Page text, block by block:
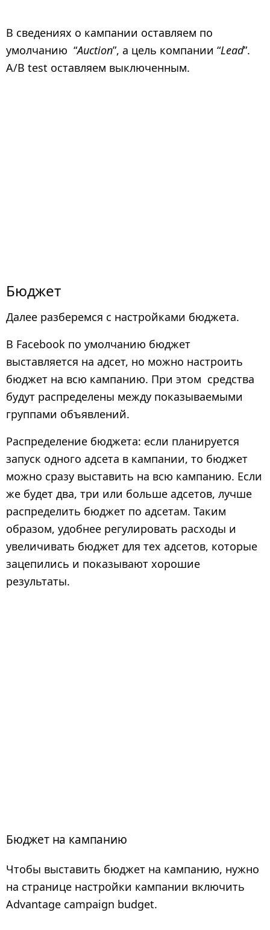
В сведениях о кампании оставляем по
умолчанию “Auction”, а цель компании “Lead”.
A/B test оставляем выключенным.
Бюджет
Далее разберемся с настройками бюджета.
В Facebook по умолчанию бюджет
выставляется на адсет, но можно настроить
бюджет на всю кампанию. При этом средства
будут распределены между показываемыми
группами объявлений.
Распределение бюджета: если планируется
запуск одного адсета в кампании, то бюджет
можно сразу выставить на всю кампанию. Если
же будет два, три или больше адсетов, лучше
распределить бюджет по адсетам. Таким
образом, удобнее регулировать расходы и
увеличивать бюджет для тех адсетов, которые
зацепились и показывают хорошие
результаты.
Бюджет на кампанию
Чтобы выставить бюджет на кампанию, нужно
на странице настройки кампании включить
Advantage campaign budget.